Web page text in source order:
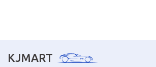
KJMART